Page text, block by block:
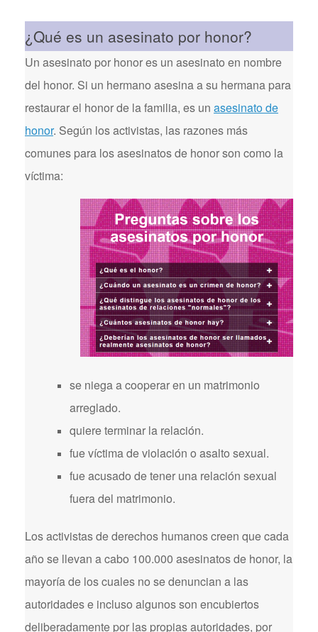
¿Qué es un asesinato por honor?
Un asesinato por honor es un asesinato en nombre
del honor. Si un hermano asesina a su hermana para
restaurar el honor de la familia, es un asesinato de
honor. Según los activistas, las razones más
comunes para los asesinatos de honor son como la
víctima:
se niega a cooperar en un matrimonio
arreglado.
quiere terminar la relación.
fue víctima de violación o asalto sexual.
fue acusado de tener una relación sexual
fuera del matrimonio.
Los activistas de derechos humanos creen que cada
año se llevan a cabo 100.000 asesinatos de honor, la
mayoría de los cuales no se denuncian a las
autoridades e incluso algunos son encubiertos
deliberadamente por las propias autoridades, por